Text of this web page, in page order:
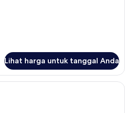
Lihat harga untuk tanggal Anda
Kamar Double Deluks | Meja kerja,